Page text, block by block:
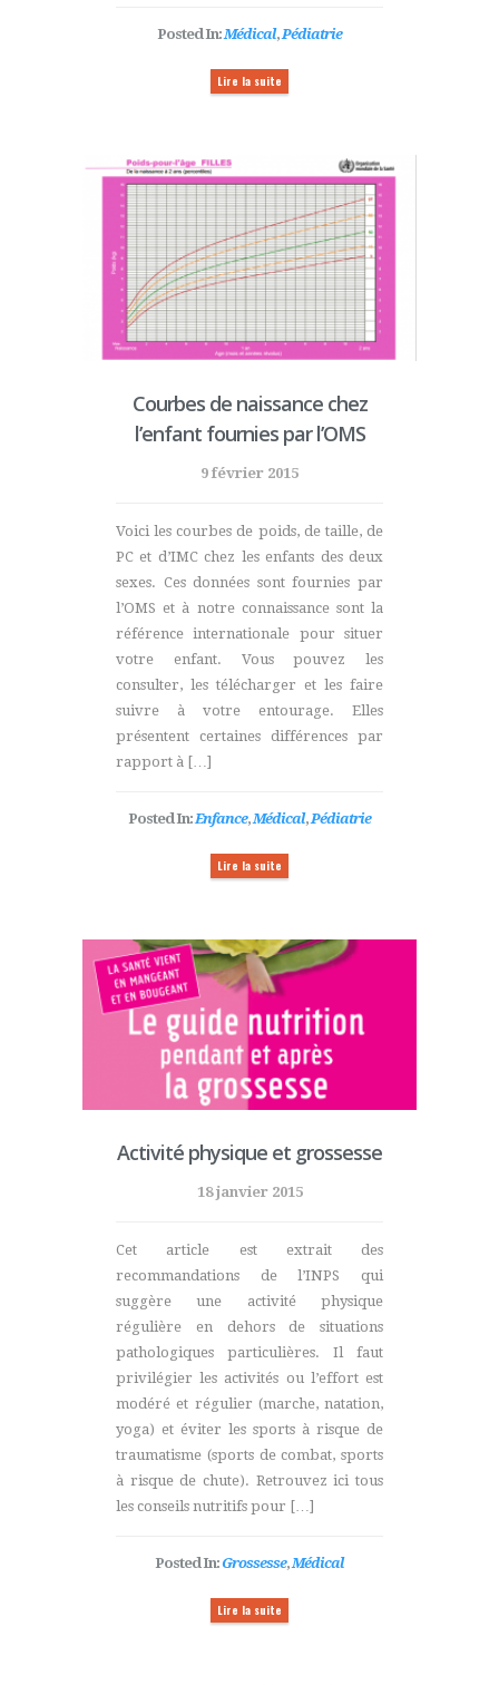
Posted In: Médical, Pédiatrie
Lire la suite
Courbes de naissance chez
l’enfant fournies par l’OMS
9 février 2015
Voici les courbes de poids, de taille, de
PC et d’IMC chez les enfants des deux
sexes. Ces données sont fournies par
l’OMS et à notre connaissance sont la
référence internationale pour situer
votre enfant. Vous pouvez les
consulter, les télécharger et les faire
suivre à votre entourage. Elles
présentent certaines différences par
rapport à […]
Posted In:Enfance,Médical,Pédiatrie
Lire la suite
Activité physique et grossesse
18 janvier 2015
Cet article est extrait des
recommandations de l’INPS qui
suggère une activité physique
régulière en dehors de situations
pathologiques particulières. Il faut
privilégier les activités ou l’effort est
modéré et régulier (marche, natation,
yoga) et éviter les sports à risque de
traumatisme (sports de combat, sports
à risque de chute). Retrouvez ici tous
les conseils nutritifs pour […]
Posted In:Grossesse,Médical
Lire la suite